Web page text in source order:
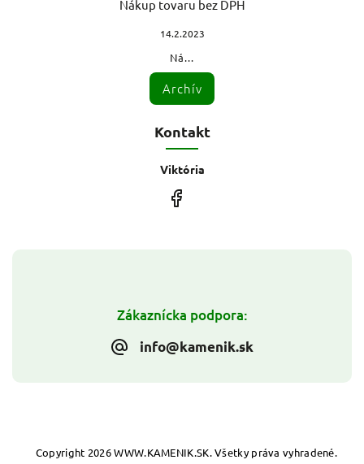
Zákaznícka podpora:
info@kamenik.sk
Nákup tovaru bez DPH
14.2.2023
Ná...
Archív
Kontakt
Viktória
Copyright 2026WWW.KAMENIK.SK. Všetky práva vyhradené.